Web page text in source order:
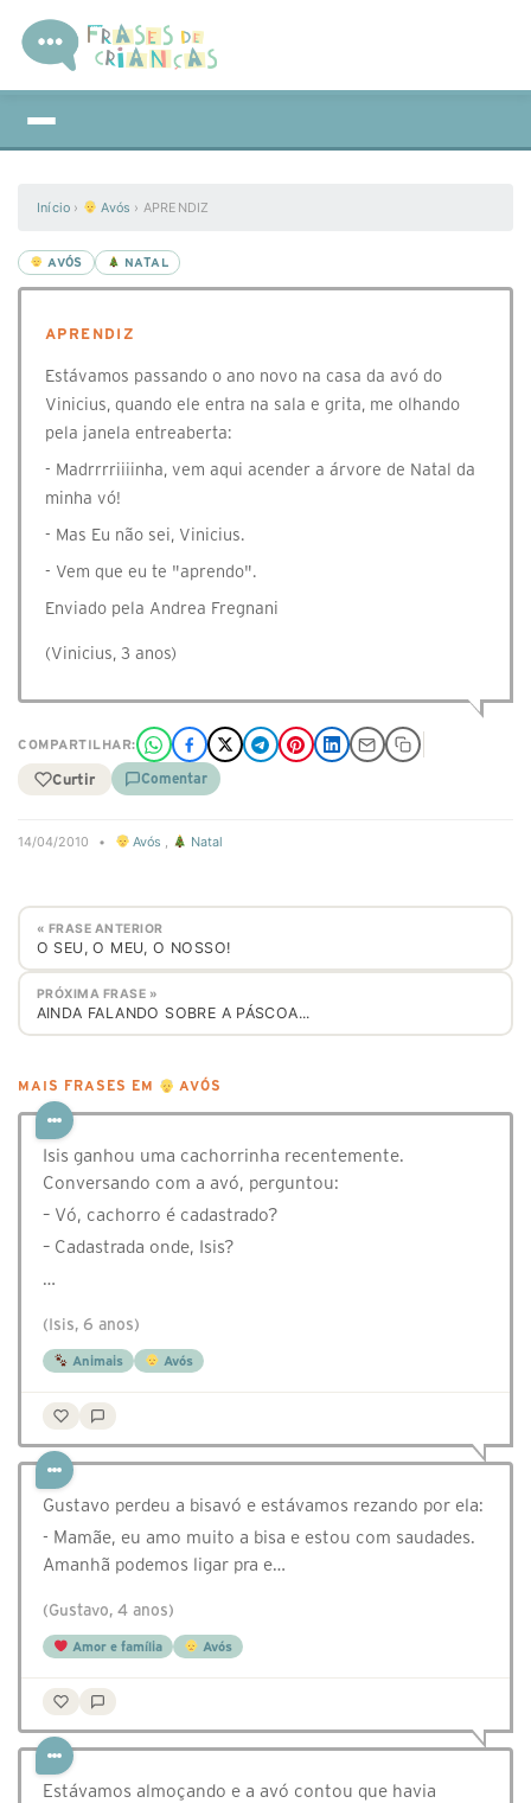
Início › Avós › APRENDIZ
AVÓS NATAL
APRENDIZ
Estávamos passando o ano novo na casa da avó do
Vinicius, quando ele entra na sala e grita, me olhando
pela janela entreaberta:
- Madrrrriiiinha, vem aqui acender a árvore de Natal da
minha vó!
- Mas Eu não sei, Vinicius.
- Vem que eu te "aprendo".
Enviado pela Andrea Fregnani
(Vinicius, 3 anos)
COMPARTILHAR:
Curtir Comentar
14/04/2010 • Avós , Natal
« FRASE ANTERIOR
O SEU, O MEU, O NOSSO!
PRÓXIMA FRASE »
AINDA FALANDO SOBRE A PÁSCOA...
MAIS FRASES EM AVÓS
Isis ganhou uma cachorrinha recentemente.
Conversando com a avó, perguntou:
– Vó, cachorro é cadastrado?
– Cadastrada onde, Isis?
…
(Isis, 6 anos)
Animais Avós
Gustavo perdeu a bisavó e estávamos rezando por ela:
- Mamãe, eu amo muito a bisa e estou com saudades.
Amanhã podemos ligar pra e…
(Gustavo, 4 anos)
Amor e família Avós
Estávamos almoçando e a avó contou que havia